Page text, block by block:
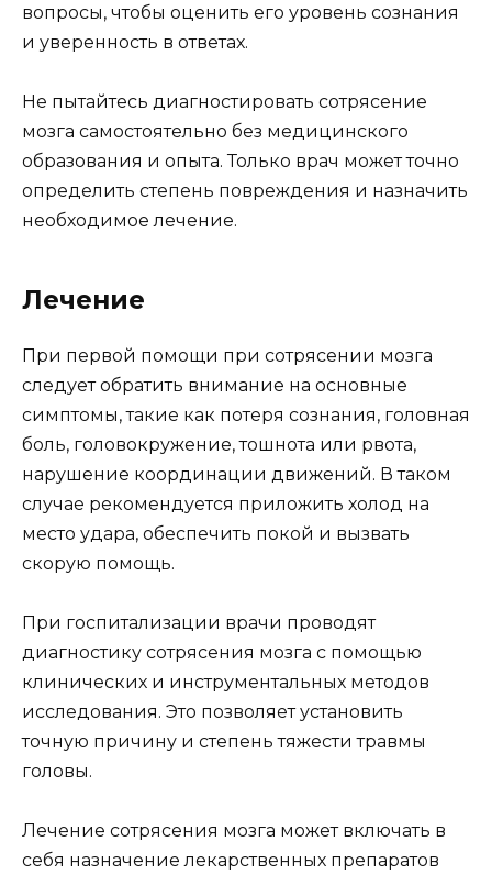
вопросы, чтобы оценить его уровень сознания
и уверенность в ответах.
Не пытайтесь диагностировать сотрясение
мозга самостоятельно без медицинского
образования и опыта. Только врач может точно
определить степень повреждения и назначить
необходимое лечение.
Лечение
При первой помощи при сотрясении мозга
следует обратить внимание на основные
симптомы, такие как потеря сознания, головная
боль, головокружение, тошнота или рвота,
нарушение координации движений. В таком
случае рекомендуется приложить холод на
место удара, обеспечить покой и вызвать
скорую помощь.
При госпитализации врачи проводят
диагностику сотрясения мозга с помощью
клинических и инструментальных методов
исследования. Это позволяет установить
точную причину и степень тяжести травмы
головы.
Лечение сотрясения мозга может включать в
себя назначение лекарственных препаратов